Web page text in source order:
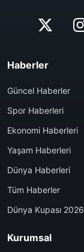
Haberler
Güncel Haberler
Spor Haberleri
Ekonomi Haberleri
Yaşam Haberleri
Dünya Haberleri
Tüm Haberler
Dünya Kupası 2026
Kurumsal